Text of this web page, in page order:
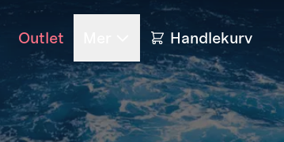
Outlet Handlekurv